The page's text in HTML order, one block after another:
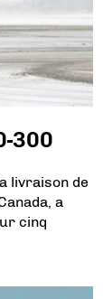
300
livraison de
a
cinq